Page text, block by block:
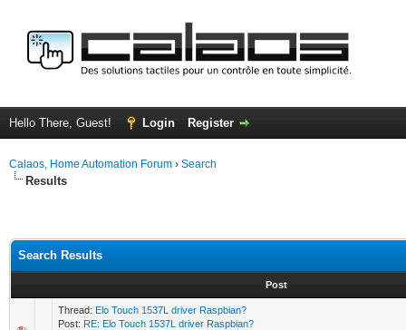
Hello There, Guest! Login Register
Calaos, Home Automation Forum › Search
Results
Search Results
Post
Thread: Elo Touch 1537L driver Raspbian?
Post: RE: Elo Touch 1537L driver Raspbian?